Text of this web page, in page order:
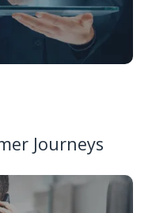
Journeys